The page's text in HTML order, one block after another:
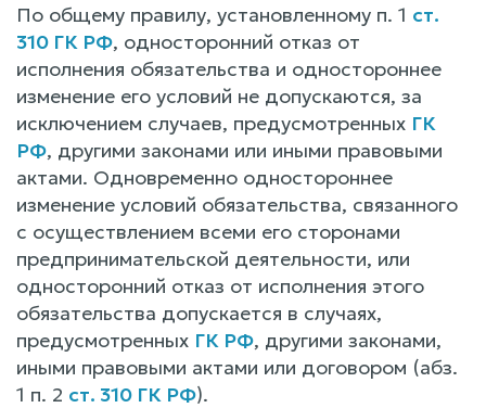
По общему правилу, установленному п. 1 ст.
310 ГК РФ, односторонний отказ от
исполнения обязательства и одностороннее
изменение его условий не допускаются, за
исключением случаев, предусмотренных ГК
РФ, другими законами или иными правовыми
актами. Одновременно одностороннее
изменение условий обязательства, связанного
с осуществлением всеми его сторонами
предпринимательской деятельности, или
односторонний отказ от исполнения этого
обязательства допускается в случаях,
предусмотренных ГК РФ, другими законами,
иными правовыми актами или договором (абз.
1 п. 2 ст. 310 ГК РФ).